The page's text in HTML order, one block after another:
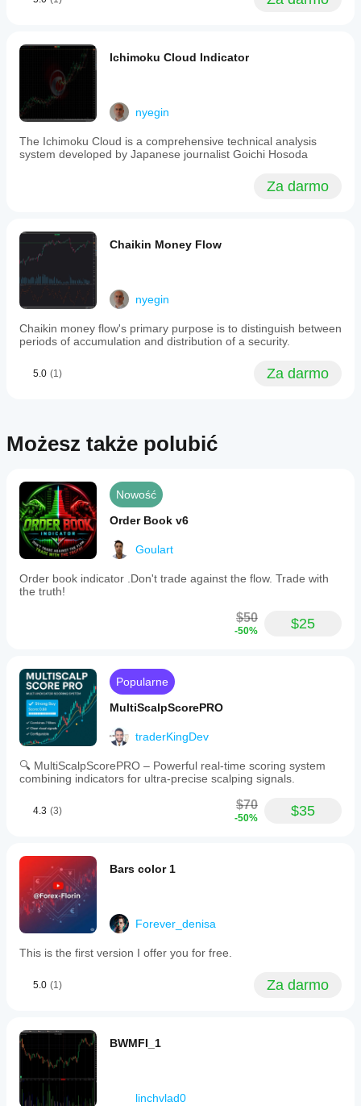
Profil wskaźnikaIchimoku Cloud Indicator
nyegin
The Ichimoku Cloud is a comprehensive technical analysis
system developed by Japanese journalist Goichi Hosoda
Za darmo
Chaikin Money Flow
nyegin
Chaikin money flow's primary purpose is to distinguish between
periods of accumulation and distribution of a security.
5.0 (1) Za darmo
Możesz także polubić
Nowość
Order Book v6
Goulart
Order book indicator .Don't trade against the flow. Trade with
the truth!
$50
-50% $25
Popularne
MultiScalpScorePRO
traderKingDev
🔍 MultiScalpScorePRO – Powerful real-time scoring system
combining indicators for ultra-precise scalping signals.
4.3 (3) $70
-50% $35
Bars color 1
Forever_denisa
This is the first version I offer you for free.
5.0 (1) Za darmo
BWMFI_1
linchvlad0